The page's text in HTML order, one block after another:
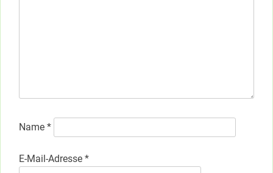
Name *
E-Mail-Adresse *